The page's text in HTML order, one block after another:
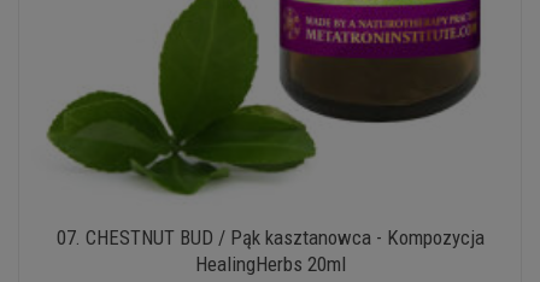
07. CHESTNUT BUD / Pąk kasztanowca - Kompozycja
HealingHerbs 20ml